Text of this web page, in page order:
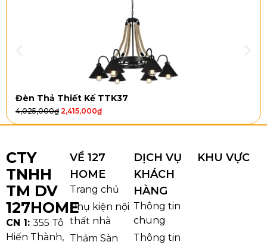
Đèn Thả Thiết Kế TTK37
4,025,000₫ 2,415,000₫
CTY
TNHH
TM DV
127HOME
CN 1: 355 Tô
Hiến Thành,
VỀ 127
HOME
Trang chủ
Phụ kiện nội
thất nhà
Thảm Sàn
DỊCH VỤ
KHÁCH
HÀNG
Thông tin
chung
Thông tin
KHU VỰC